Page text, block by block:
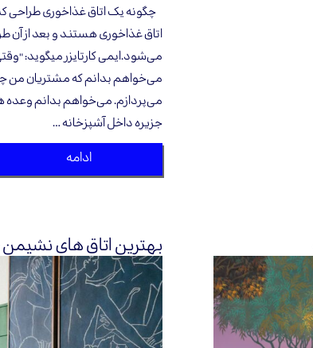
چگونه یک اتاق غذاخوری طراحی
اتاق غذاخوری هستند و بعد از آن
می‌شود.ایمی کارتایزر میگوید:
می‌خواهم بدانم که مشتریان من
می‌پردازم. می‌خواهم بدانم
جزیره داخل آشپزخانه …
ادامه
بهترین اتاق های نشیمن در